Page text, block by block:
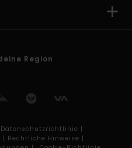
Region
Datenschutzrichtlinie |
| Rechtliche Hinweise |